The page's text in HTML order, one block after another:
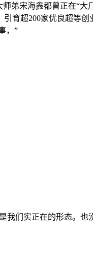
弟宋海鑫都曾正在“
育超200家优良超等
，”
我们实正在的形态。